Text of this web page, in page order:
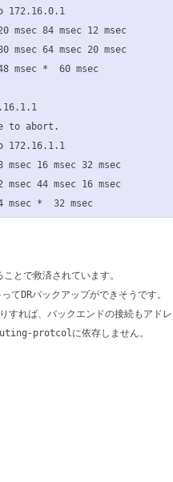
172.16.0.1
msec 84 msec 12 msec
msec 64 msec 20 msec
msec *  60 msec
to abort.
172.16.1.1
msec 16 msec 32 msec
msec 44 msec 16 msec
とで救済されています。
てDRバックアップができそうです。
すれば、バックエンドの接続もアド
protcolに依存しません。